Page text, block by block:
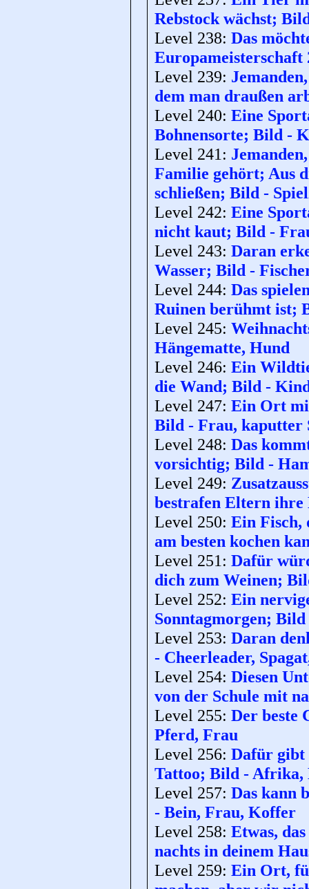
Rebstock wächst;
Level 238: Das
Level 239:
dem man draußen
Level 240: Eine
Bohnensorte; Bild -
Level 241:
Familie gehört; Aus
schließen; Bild -
Level 242: Eine
nicht kaut; Bild -
Level 243: Daran
Wasser; Bild -
Level 244: Das
Ruinen berühmt ist;
Level 245:
Hängematte, Hund
Level 246: Ein
die Wand; Bild -
Level 247: Ein Ort
Bild - Frau, kaputter
Level 248: Das
vorsichtig; Bild -
Level 249:
bestrafen Eltern
Level 250: Ein Fisch,
am besten kochen
Level 251: Dafür
dich zum Weinen;
Level 252: Ein
Sonntagmorgen;
Level 253: Daran
- Cheerleader,
Level 254: Diesen
von der Schule mit
Level 255: Der beste
Pferd, Frau
Level 256: Dafür gibt
Tattoo; Bild - Afrika,
Level 257: Das kann
- Bein, Frau, Koffer
Level 258: Etwas,
nachts in deinem
Level 259: Ein Ort,